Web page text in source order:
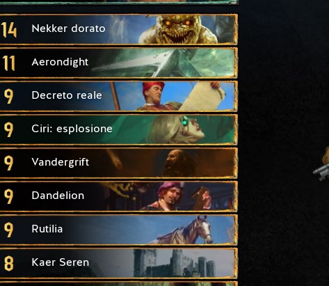
14 Nekker dorato
11 Aerondight
9 Decreto reale
9 Ciri: esplosione
9 Vandergrift
9 Dandelion
9 Rutilia
8 Kaer Seren